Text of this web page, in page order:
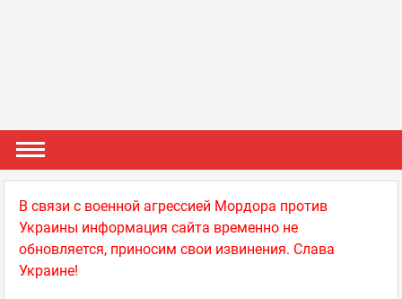
В связи с военной агрессией Мордора против
Украины информация сайта временно не
обновляется, приносим свои извинения. Слава
Украине!